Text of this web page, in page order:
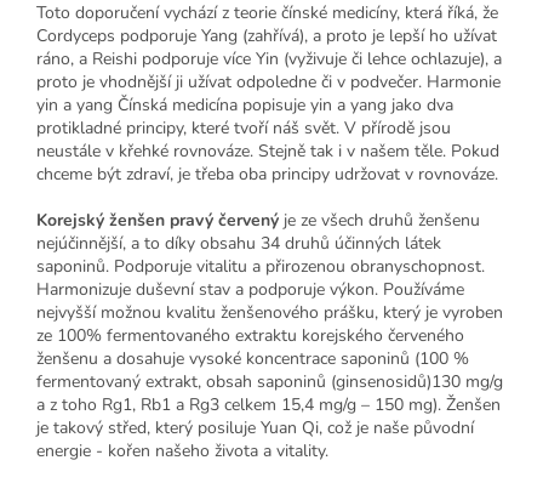
Toto doporučení vychází z teorie čínské medicíny, která říká, že
Cordyceps podporuje Yang (zahřívá), a proto je lepší ho užívat
ráno, a Reishi podporuje více Yin (vyživuje či lehce ochlazuje), a
proto je vhodnější ji užívat odpoledne či v podvečer. Harmonie
yin a yang Čínská medicína popisuje yin a yang jako dva
protikladné principy, které tvoří náš svět. V přírodě jsou
neustále v křehké rovnováze. Stejně tak i v našem těle. Pokud
chceme být zdraví, je třeba oba principy udržovat v rovnováze.
Korejský ženšen pravý červený je ze všech druhů ženšenu
nejúčinnější, a to díky obsahu 34 druhů účinných látek
saponinů. Podporuje vitalitu a přirozenou obranyschopnost.
Harmonizuje duševní stav a podporuje výkon. Používáme
nejvyšší možnou kvalitu ženšenového prášku, který je vyroben
ze 100% fermentovaného extraktu korejského červeného
ženšenu a dosahuje vysoké koncentrace saponinů (100 %
fermentovaný extrakt, obsah saponinů (ginsenosidů)130 mg/g
a z toho Rg1, Rb1 a Rg3 celkem 15,4 mg/g – 150 mg). Ženšen
je takový střed, který posiluje Yuan Qi, což je naše původní
energie - kořen našeho života a vitality.